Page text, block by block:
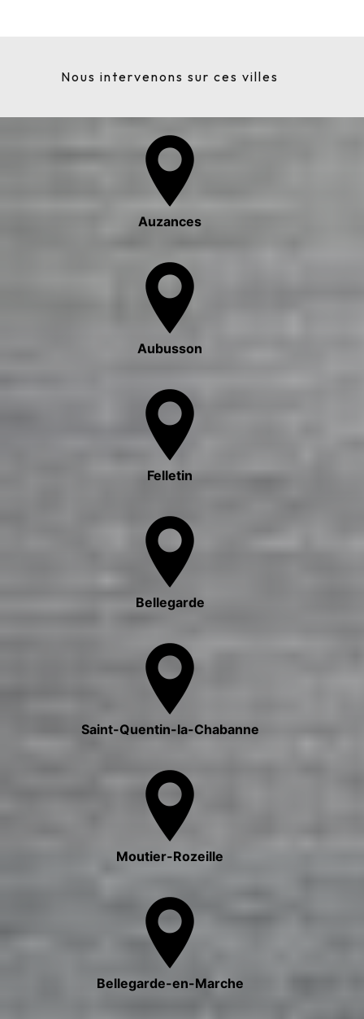
Nous intervenons sur ces villes
Auzances
Aubusson
Felletin
Bellegarde
Saint-Quentin-la-Chabanne
Moutier-Rozeille
Bellegarde-en-Marche